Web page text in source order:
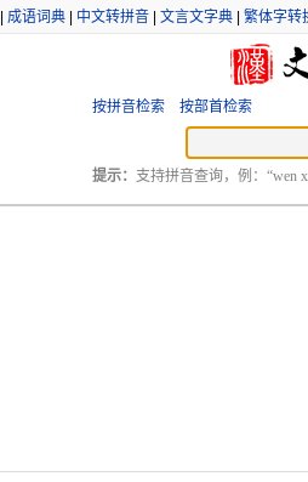
成语词典 中文转拼音 文言文字典 繁体字转
按拼音检索 按部首检索
提示： 支持拼音查询，例：“wen